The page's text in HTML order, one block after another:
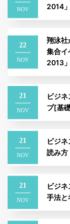
NOV
2014
22
NOV
翔泳社
集合イ
2013
21
NOV
ビジ
プ[基
21
NOV
ビジ
読み方
21
NOV
ビジ
手法